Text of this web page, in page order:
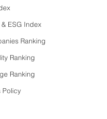
ESG Index
Ranking
Ranking
Ranking
Policy